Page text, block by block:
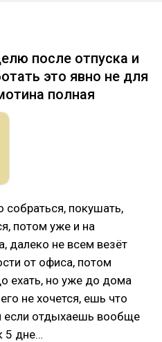
после отпуска и
это явно не для
полная
собраться, покушать,
потом уже и на
далеко не всем везёт
от офиса, потом
ехать, но уже до дома
не хочется, ешь что
если отдыхаешь вообще
5 дне…